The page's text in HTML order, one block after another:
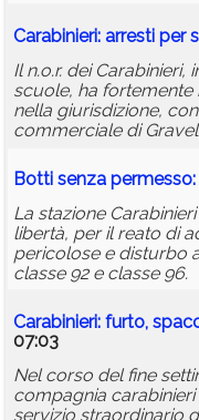
Carabinieri: arresti per
Il n.o.r. dei
scuole, ha
nella giurisdizione,
commerciale di
Botti senza
La stazione
libertà, per il reato di
pericolose e disturbo
classe 92 e classe 96.
Carabinieri: furto,
07:03
Nel corso del fine
compagnia
servizio straordinario